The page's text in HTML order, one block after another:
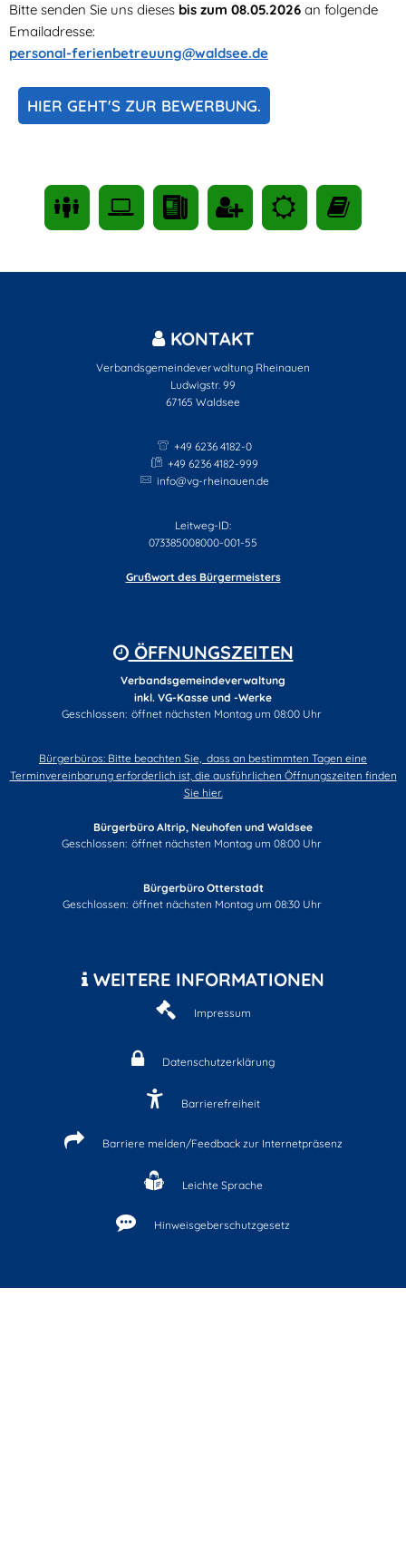
Bitte senden Sie uns dieses bis zum 08.05.2026 an folgende
Emailadresse:
personal-ferienbetreuung@waldsee.de
HIER GEHT'S ZUR BEWERBUNG.
KONTAKT
Verbandsgemeindeverwaltung Rheinauen
Ludwigstr. 99
67165 Waldsee
+49 6236 4182-0
+49 6236 4182-999
info@vg-rheinauen.de
Leitweg-ID:
073385008000-001-55
Grußwort des Bürgermeisters
ÖFFNUNGSZEITEN
Verbandsgemeindeverwaltung
inkl. VG-Kasse und -Werke
Klicken, um weitere Öffnungs- oder Schließzeiten auszublenden
Geschlossen: öffnet nächsten Montag um 08:00 Uhr
Bürgerbüros: Bitte beachten Sie, dass an bestimmten Tagen eine
Terminvereinbarung erforderlich ist, die ausführlichen Öffnungszeiten finden
Sie hier.
Bürgerbüro Altrip, Neuhofen und Waldsee
Klicken, um weitere Öffnungs- oder Schließzeiten auszublenden
Geschlossen: öffnet nächsten Montag um 08:00 Uhr
Bürgerbüro Otterstadt
Klicken, um weitere Öffnungs- oder Schließzeiten auszublenden
Geschlossen: öffnet nächsten Montag um 08:30 Uhr
WEITERE INFORMATIONEN
Impressum
Datenschutzerklärung
Barrierefreiheit
Barriere melden/Feedback zur Internetpräsenz
Leichte Sprache
Hinweisgeberschutzgesetz